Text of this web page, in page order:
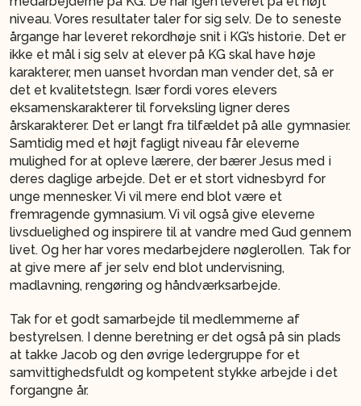
niveau. Vores resultater taler for sig selv. De to seneste
årgange har leveret rekordhøje snit i KG’s historie. Det er
ikke et mål i sig selv at elever på KG skal have høje
karakterer, men uanset hvordan man vender det, så er
det et kvalitetstegn. Især fordi vores elevers
eksamenskarakterer til forveksling ligner deres
årskarakterer. Det er langt fra tilfældet på alle gymnasier.
Samtidig med et højt fagligt niveau får eleverne
mulighed for at opleve lærere, der bærer Jesus med i
deres daglige arbejde. Det er et stort vidnesbyrd for
unge mennesker. Vi vil mere end blot være et
fremragende gymnasium. Vi vil også give eleverne
livsduelighed og inspirere til at vandre med Gud gennem
livet. Og her har vores medarbejdere nøglerollen. Tak for
at give mere af jer selv end blot undervisning,
madlavning, rengøring og håndværksarbejde.
Tak for et godt samarbejde til medlemmerne af
bestyrelsen. I denne beretning er det også på sin plads
at takke Jacob og den øvrige ledergruppe for et
samvittighedsfuldt og kompetent stykke arbejde i det
forgangne år.